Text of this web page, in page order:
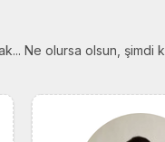
Ne olursa olsun, şimdi